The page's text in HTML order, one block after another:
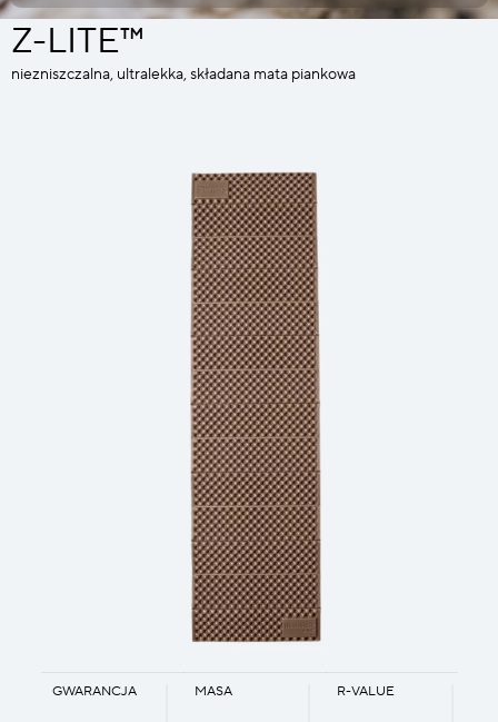
Z-LITE™
niezniszczalna, ultralekka, składana mata piankowa
MASA R-VALUE
GWARANCJA